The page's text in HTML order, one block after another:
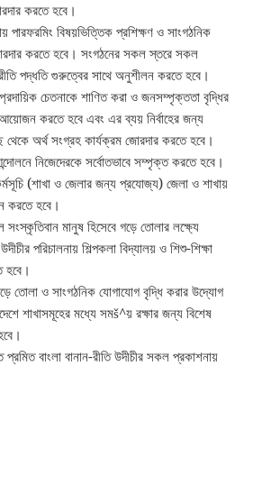
করতে হবে।
পারফরমিং বিষয়ভিত্তিক প্রশিক্ষণ ও সাংগঠনিক
করতে হবে। সংগঠনের সকল স্তরে সকল
পদ্ধতি গুরুত্বের সাথে অনুশীলন করতে হবে।
চেতনাকে শাণিত করা ও জনসম্পৃক্ততা বৃদ্ধির
করতে হবে এবং এর ব্যয় নির্বাহের জন্য
থেকে অর্থ সংগ্রহ কার্যক্রম জোরদার করতে হবে।
নিজেদেরকে সর্বোতভাবে সম্পৃক্ত করতে হবে।
(শাখা ও জেলার জন্য প্রযোজ্য) জেলা ও শাখায়
করতে হবে।
সংস্কৃতিবান মানুষ হিসেবে গড়ে তোলার লক্ষ্যে
পরিচালনায় শিল্পকলা বিদ্যালয় ও শিশু-শিক্ষা
হবে।
তোলা ও সাংগঠনিক যোগাযোগ বৃদ্ধি করার উদ্যোগ
শাখাসমূহের মধ্যে সমš^য় রক্ষার জন্য বিশেষ
প্রমিত বাংলা বানান-রীতি উদীচীর সকল প্রকাশনায়